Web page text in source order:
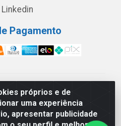
próprios e de
uma experiência
apresentar publicidade
Linkedin
Pagamento
Comércio de Vidros LTDA -
- Rua Carlos Drummond de
III – Cascavel/PR - CEP
530